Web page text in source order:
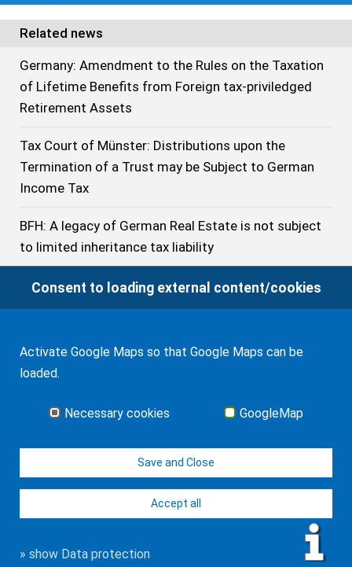
Related news
Germany: Amendment to the Rules on the Taxation
of Lifetime Benefits from Foreign tax-priviledged
Retirement Assets
Tax Court of Münster: Distributions upon the
Termination of a Trust may be Subject to German
Income Tax
BFH: A legacy of German Real Estate is not subject
to limited inheritance tax liability
BFH: The Treaty does not prevent Germany from
imposing Inheritance Tax on the Acquisition of a
he has stayed no longer than 10 years in Germany
2023
German Federal Civil Court: Application of English
law can Violate German Public
© J-H. Frank, Fachanwalt Erbrecht 2026
Consent to loading external content/cookies
Activate Google Maps so that Google Maps can be
loaded.
Necessary cookies GoogleMap
Save and Close
Accept all
» show Data protection